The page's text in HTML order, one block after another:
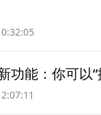
功能：你可以“